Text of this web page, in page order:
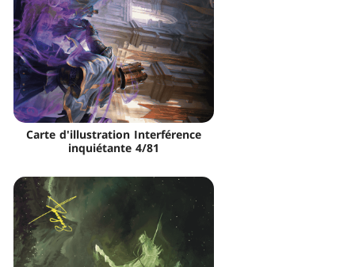
Carte d'illustration Interférence
inquiétante 4/81